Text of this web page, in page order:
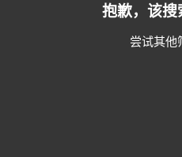
抱歉，该搜
尝试其他